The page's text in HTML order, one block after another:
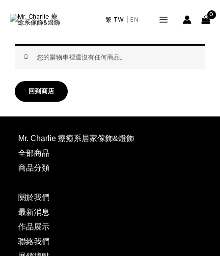
繁 TW EN
Menu
您的購物車裡還沒有任何商品。
回到商店
Mr. Charlie 療癒系居家傢飾&燈飾
全部商品
商品分類
關於我們
最新消息
作品展示
聯絡我們